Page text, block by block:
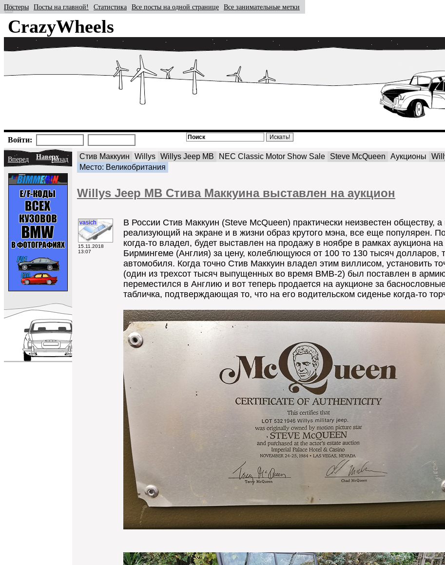
CrazyWheels
Постеры Посты на главной! Статистика Все посты на одной странице Все занимательные метки
Войти:
Вперед НаверхНазад Стив Маккуин Willys Willys Jeep MB NEC Classic Motor Show Sale Steve McQueen Аукционы
Место: Великобритания
Willys Jeep MB Стива Маккуина выставлен на аукцион
vasich
15.11.2018
13:07
В России Стив Маккуин (Steve McQueen) практически неизвестен обществу,
реализующий на экране и в жизни образ крутого мэна, все еще популярен.
когда-то владел, будет выставлен на продажу в ноябре в рамках аукциона
Бирмингеме (Англия) за цену, колеблющуюся от 100 то 130 тысяч долларов,
автомобиля. Когда точно Стив Маккуин владел этим виллисом, установить
(один из трехсот тысяч выпущенных во время ВМВ-2) был поставлен в
переместился в Англию и вот теперь продается на аукционе за
табличка, подтверждающая то, что на его водительском сиденье когда-то